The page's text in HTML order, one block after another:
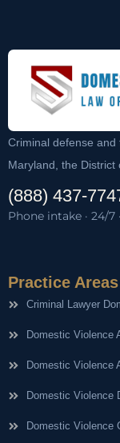
Criminal defense and
Maryland, the District
(888) 437-
Phone intake · 24/7
Practice Areas
Criminal Lawyer
Domestic Violence
Domestic Violence
Domestic Violence
Domestic Violence